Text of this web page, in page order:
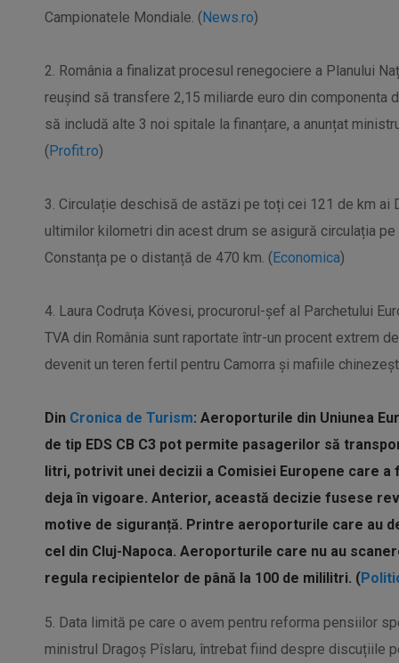
Campionatele Mondiale. (News.ro)
2. România a finalizat procesul renegociere a Planului
reușind să transfere 2,15 miliarde euro din componenta
să includă alte 3 noi spitale la finanțare, a anunțat
(Profit.ro)
3. Circulație deschisă de astăzi pe toți cei 121 de km ai
ultimilor kilometri din acest drum se asigură circulația
Constanța pe o distanță de 470 km. (Economica)
4. Laura Codruța Kövesi, procurorul-șef al Parchetului
TVA din România sunt raportate într-un procent extrem
devenit un teren fertil pentru Camorra și mafiile
Din Cronica de Turism: Aeroporturile din Uniunea
de tip EDS CB C3 pot permite pasagerilor să
litri, potrivit unei decizii a Comisiei Europene care
deja în vigoare. Anterior, această decizie fusese
motive de siguranță. Printre aeroporturile care au
cel din Cluj-Napoca. Aeroporturile care nu au
regula recipientelor de până la 100 de mililitri. (
5. Data limită pe care o avem pentru reforma pensiilor
ministrul Dragoș Pîslaru, întrebat fiind despre discuțiile